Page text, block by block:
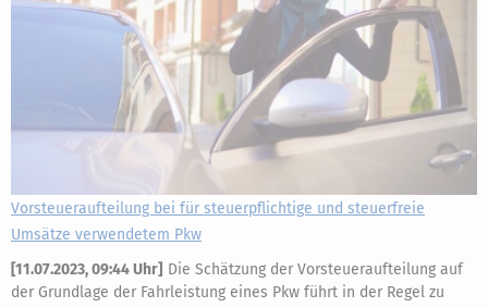
Vorsteueraufteilung bei für steuerpflichtige und steuerfreie
Umsätze verwendetem Pkw
[11.07.2023, 09:44 Uhr] Die Schätzung der Vorsteueraufteilung auf
der Grundlage der Fahrleistung eines Pkw führt in der Regel zu